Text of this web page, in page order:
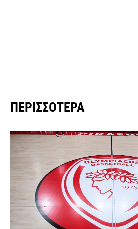
ΠΕΡΙΣΣΌΤΕΡΑ